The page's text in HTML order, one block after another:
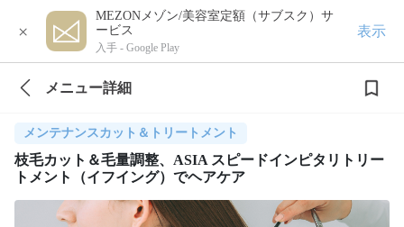
×
MEZONメゾン/美容室定額（サブスク）サ
ービス
入手 - Google Play
表示
メニュー詳細
メンテナンスカット＆トリートメント
枝毛カット＆毛量調整、ASIA スピードインピタリトリー
トメント（イフイング）でヘアケア